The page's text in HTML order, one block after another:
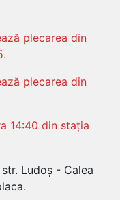
plecarea din
plecarea din
14:40 din stația
Ludoș - Calea